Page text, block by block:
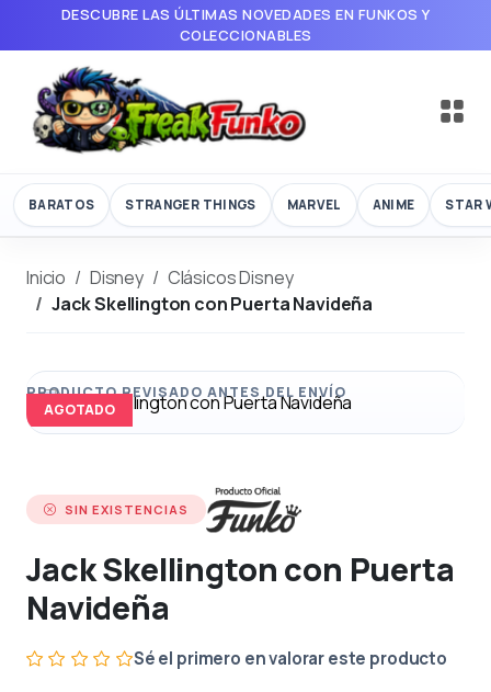
DESCUBRE LAS ÚLTIMAS NOVEDADES EN FUNKOS Y
COLECCIONABLES
BARATOS STRANGER THINGS MARVEL ANIME STAR
Inicio Disney
Clásicos Disney
Jack Skellington con Puerta Navideña
AGOTADO
SIN EXISTENCIAS
Jack Skellington con Puerta
Navideña
Sé el primero en valorar este producto